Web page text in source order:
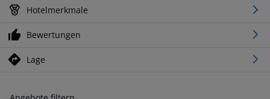
Hotelmerkmale
Bewertungen
Lage